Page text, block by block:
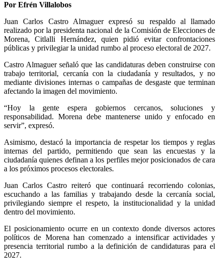
Por Efrén Villalobos
Juan Carlos Castro Almaguer expresó su respaldo al llamado
realizado por la presidenta nacional de la Comisión de Elecciones de
Morena, Citlalli Hernández, quien pidió evitar confrontaciones
públicas y privilegiar la unidad rumbo al proceso electoral de 2027.
Castro Almaguer señaló que las candidaturas deben construirse con
trabajo territorial, cercanía con la ciudadanía y resultados, y no
mediante divisiones internas o campañas de desgaste que terminan
afectando la imagen del movimiento.
“Hoy la gente espera gobiernos cercanos, soluciones y
responsabilidad. Morena debe mantenerse unido y enfocado en
servir”, expresó.
Asimismo, destacó la importancia de respetar los tiempos y reglas
internas del partido, permitiendo que sean las encuestas y la
ciudadanía quienes definan a los perfiles mejor posicionados de cara
a los próximos procesos electorales.
Juan Carlos Castro reiteró que continuará recorriendo colonias,
escuchando a las familias y trabajando desde la cercanía social,
privilegiando siempre el respeto, la institucionalidad y la unidad
dentro del movimiento.
El posicionamiento ocurre en un contexto donde diversos actores
políticos de Morena han comenzado a intensificar actividades y
presencia territorial rumbo a la definición de candidaturas para el
2027.